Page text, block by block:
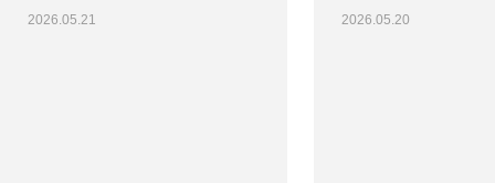
2026.05.21 2026.05.20